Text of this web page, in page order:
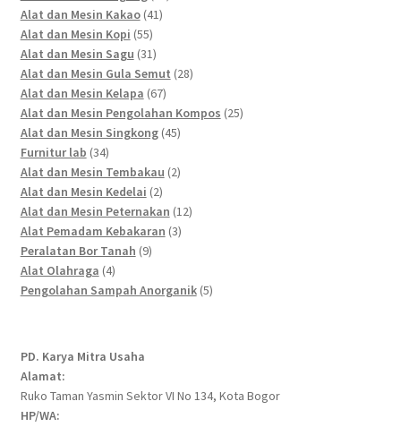
Alat dan Mesin Kakao 4141
Alat dan Mesin Kopi 5555
products
Alat dan Mesin Sagu 3131
products
Alat dan Mesin Gula Semut 2828
Alat dan Mesin Kelapa 6767
products
Alat dan Mesin Pengolahan Kompos 2525
Alat dan Mesin Singkong 4545
Furnitur lab 3434
products
Alat dan Mesin Tembakau 22
Alat dan Mesin Kedelai 22
products
Alat dan Mesin Peternakan 1212
Alat Pemadam Kebakaran 33
Peralatan Bor Tanah 99
Alat Olahraga 44
products
Pengolahan Sampah Anorganik 55
PD. Karya Mitra Usaha
Alamat:
Ruko Taman Yasmin Sektor VI No 134, Kota Bogor
HP/WA: